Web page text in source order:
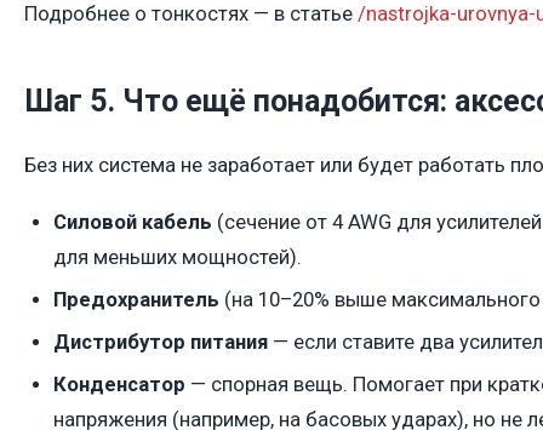
Подробнее о тонкостях — в статье /nastrojka-urovnya-
Шаг 5. Что ещё понадобится:
Без них система не заработает или будет работать
Силовой кабель (сечение от 4 AWG для
для меньших мощностей).
Предохранитель (на 10–20% выше максимального
Дистрибутор питания — если ставите два
Конденсатор — спорная вещь. Помогает при
напряжения (например, на басовых ударах), но не